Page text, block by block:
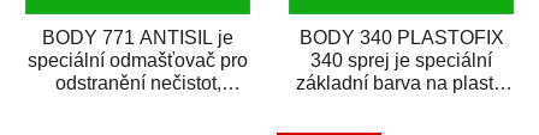
BODY 771 ANTISIL je
speciální odmašťovač pro
odstranění nečistot,
BODY 340 PLASTOFIX
340 sprej je speciální
základní barva na plasty,
vrchních...